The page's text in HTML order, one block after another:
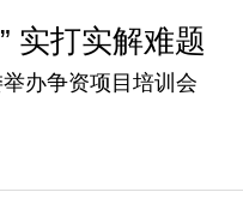
实打实解难题
办争资项目培训会